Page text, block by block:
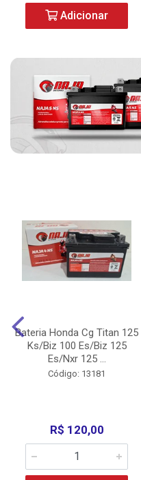
Adicionar
Bateria Honda Cg Titan 125
Ks/Biz 100 Es/Biz 125
Es/Nxr 125 ...
Código: 13181
R$ 120,00